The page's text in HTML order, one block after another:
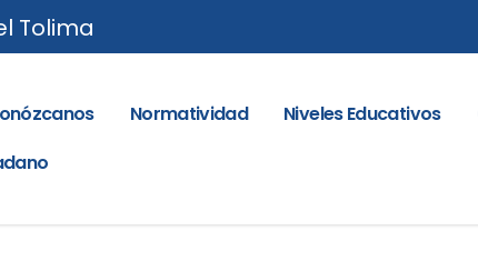
Tolima
Normatividad Niveles Educativos